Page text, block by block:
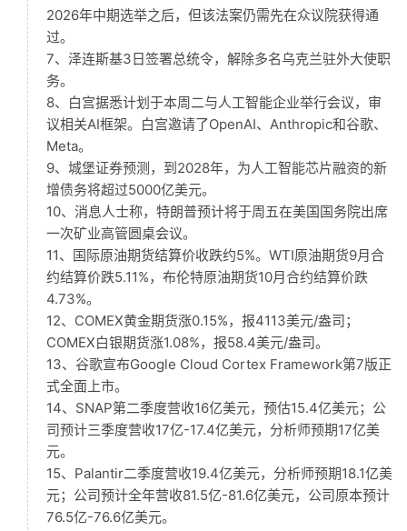
2026年中期选举之后，但该法案仍需先在众议院获得通
过。
7、泽连斯基3日签署总统令，解除多名乌克兰驻外大使职
务。
8、白宫据悉计划于本周二与人工智能企业举行会议，审
议相关AI框架。白宫邀请了OpenAI、Anthropic和谷歌、
Meta。
9、城堡证券预测，到2028年，为人工智能芯片融资的新
增债务将超过5000亿美元。
10、消息人士称，特朗普预计将于周五在美国国务院出席
一次矿业高管圆桌会议。
11、国际原油期货结算价收跌约5%。WTI原油期货9月合
约结算价跌5.11%，布伦特原油期货10月合约结算价跌
4.73%。
12、COMEX黄金期货涨0.15%，报4113美元/盎司；
COMEX白银期货涨1.08%，报58.4美元/盎司。
13、谷歌宣布Google Cloud Cortex Framework第7版正
式全面上市。
14、SNAP第二季度营收16亿美元，预估15.4亿美元；公
司预计三季度营收17亿-17.4亿美元，分析师预期17亿美
元。
15、Palantir二季度营收19.4亿美元，分析师预期18.1亿美
元；公司预计全年营收81.5亿-81.6亿美元，公司原本预计
76.5亿-76.6亿美元。